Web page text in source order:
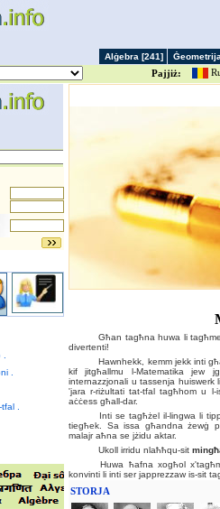
Alġebra [241]
Pajjiż:
.
.
Għan tagħna huwa li
divertenti!
Hawnhekk, kemm jekk inti
kif jitgħallmu l-Matematika jew
internazzjonali u tassenja huiswerk
'jara r-riżultati tat-tfal tagħhom u l-
aċċess għall-dar.
Inti se tagħżel il-lingwa li
tiegħek. Sa issa għandna żewġ
malajr aħna se jżidu aktar.
Ukoll irridu nlaħħqu-sit
Huwa ħafna xogħol
konvinti li inti ser japprezzaw is-sit
STORJA